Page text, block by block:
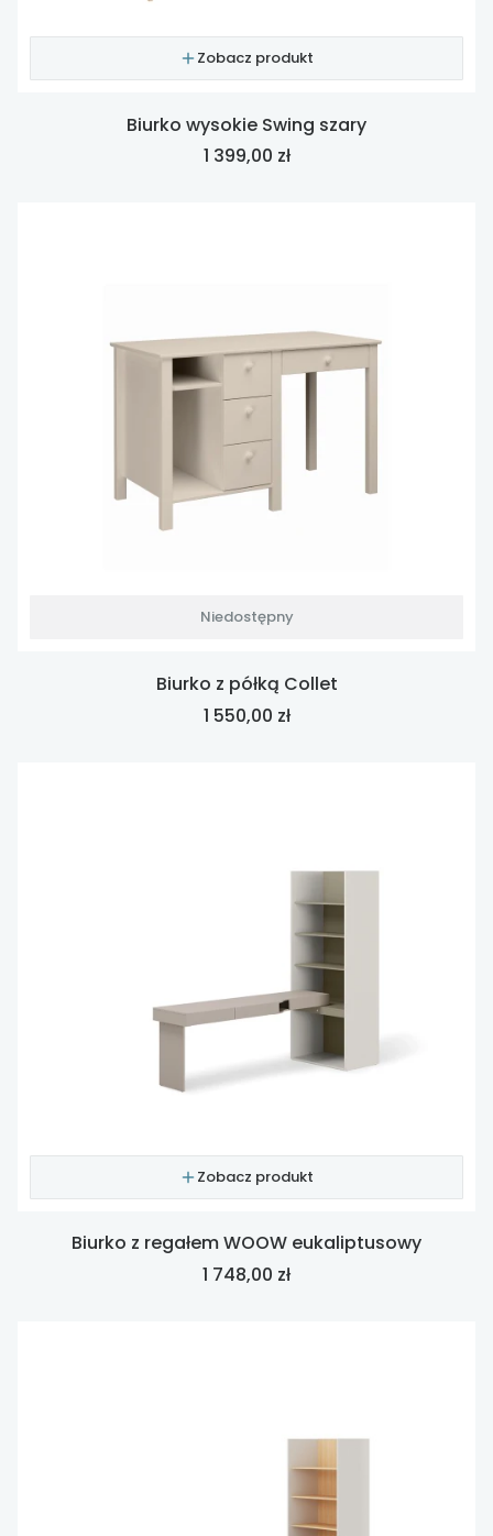
Zobacz produkt
Biurko wysokie Swing szary
Cena
1 399,00 zł
Niedostępny
Biurko z półką Collet
Cena
1 550,00 zł
Zobacz produkt
Biurko z regałem WOOW eukaliptusowy
Cena
1 748,00 zł